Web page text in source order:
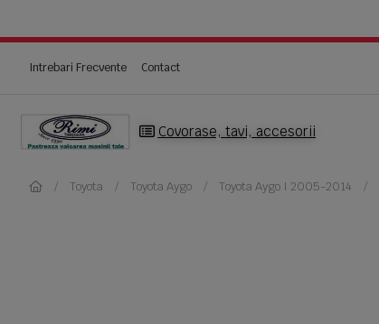
Intrebari Frecvente Contact
Covorase, tavi, accesorii
Toyota Toyota Aygo Toyota Aygo I 2005-2014